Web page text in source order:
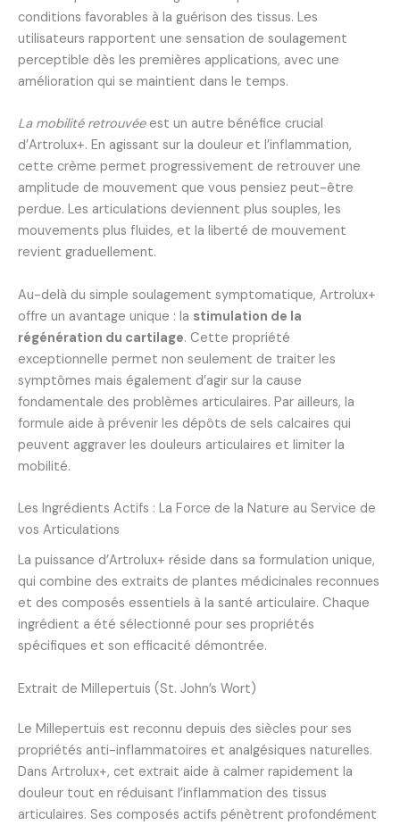
conditions favorables à la guérison des tissus. Les
utilisateurs rapportent une sensation de soulagement
perceptible dès les premières applications, avec une
amélioration qui se maintient dans le temps.
La mobilité retrouvéeest un autre bénéfice crucial
d’Artrolux+. En agissant sur la douleur et l’inflammation,
cette crème permet progressivement de retrouver une
amplitude de mouvement que vous pensiez peut-être
perdue. Les articulations deviennent plus souples, les
mouvements plus fluides, et la liberté de mouvement
revient graduellement.
Au-delà du simple soulagement symptomatique, Artrolux+
offre un avantage unique : la stimulation de la
régénération du cartilage. Cette propriété
exceptionnelle permet non seulement de traiter les
symptômes mais également d’agir sur la cause
fondamentale des problèmes articulaires. Par ailleurs, la
formule aide à prévenir les dépôts de sels calcaires qui
peuvent aggraver les douleurs articulaires et limiter la
mobilité.
Les Ingrédients Actifs : La Force de la Nature au Service de
vos Articulations
La puissance d’Artrolux+ réside dans sa formulation unique,
qui combine des extraits de plantes médicinales reconnues
et des composés essentiels à la santé articulaire. Chaque
ingrédient a été sélectionné pour ses propriétés
spécifiques et son efficacité démontrée.
Extrait de Millepertuis (St. John’s Wort)
Le Millepertuis est reconnu depuis des siècles pour ses
propriétés anti-inflammatoires et analgésiques naturelles.
Dans Artrolux+, cet extrait aide à calmer rapidement la
douleur tout en réduisant l’inflammation des tissus
articulaires. Ses composés actifs pénètrent profondément